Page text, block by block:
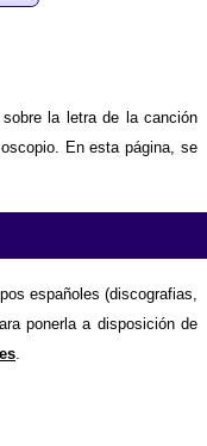
la letra de la canción
En esta página, se
españoles (discografias,
ponerla a disposición de